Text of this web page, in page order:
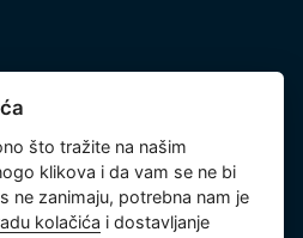
obrađivanih podataka
što tražite na našim
klikova i da vam se ne bi
ne zanimaju, potrebna nam je
kolačića i dostavljanje